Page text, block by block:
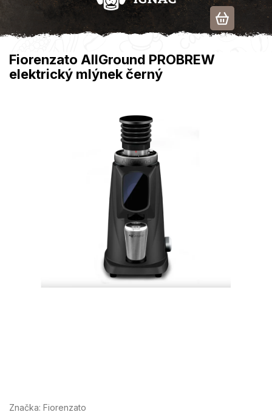
Přejít
Fiorenzato AllGround PROBREW
elektrický mlýnek černý
Značka: Fiorenzato